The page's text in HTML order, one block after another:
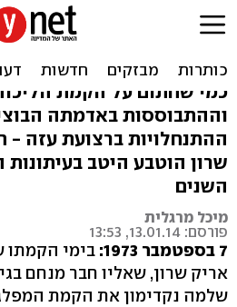
קווים לדמותו: חיי
בקריקטורות
כמי שחתום על הקמת
וההתבוססות באדמתה
ההתנחלויות ברצועת עזה -
שרון הוטבע היטב בעיתונות
השנים
מיכל מרגלית
פורסם: 13.01.14, 13:53
7 בספטמבר 1973:
בימי הקמתו
אריק שרון, שאליו חבר מנחם
שלמה נקדימון את הקמת